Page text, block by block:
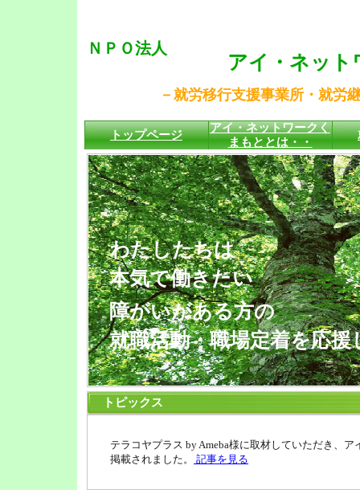
ＮＰＯ法人
アイ・ネットワー
－就労移行支援事業所・就労継続
トップページ
アイ・ネットワークく
まもととは・・
わたしたちは
本気で働きたい
障がいがある方の
就職活動・職場定着を応援
トピックス
テラコヤプラス by Ameba様に取材していただき、
掲載されました。
記事を見る